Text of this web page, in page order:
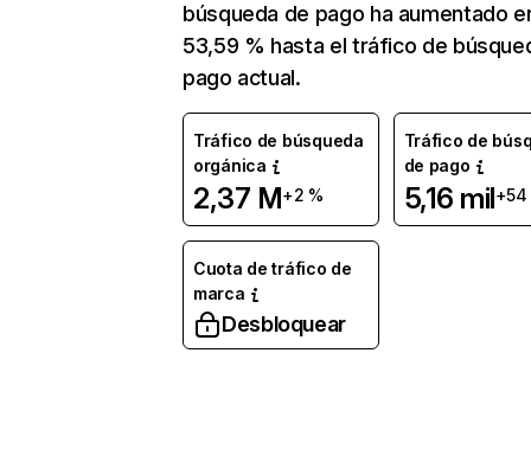
búsqueda de pago ha aumentado
53,59 % hasta el tráfico de
pago actual.
Tráfico de búsqueda
orgánica
2,37 M+2 %
Tráfico de
de pago
5,16 mil+54
Cuota de tráfico de
marca
Desbloquear